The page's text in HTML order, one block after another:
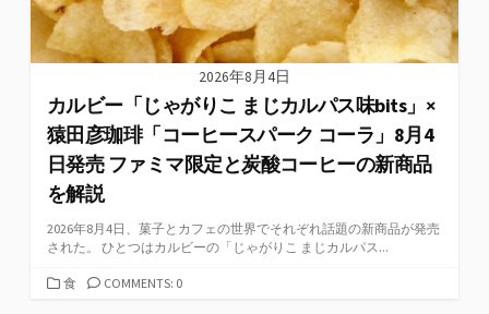
2026年8月4日
カルビー「じゃがりこ まじカルパス味bits」×
猿田彦珈琲「コーヒースパーク コーラ」8月4
日発売 ファミマ限定と炭酸コーヒーの新商品
を解説
2026年8月4日、菓子とカフェの世界でそれぞれ話題の新商品が発売
された。 ひとつはカルビーの「じゃがりこ まじカルパス...
カ食 COMMENTS: 0